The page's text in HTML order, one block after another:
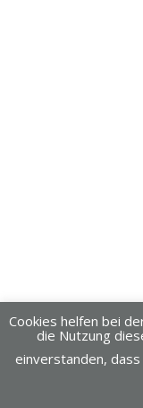
Dieses Blog läuft mit
Cookies helfen bei
die Nutzung
einverstanden,